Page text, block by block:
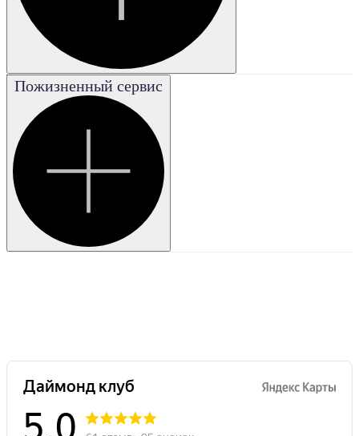
Fair
Удовле-
творительная
Very good
Пожизненный сервис